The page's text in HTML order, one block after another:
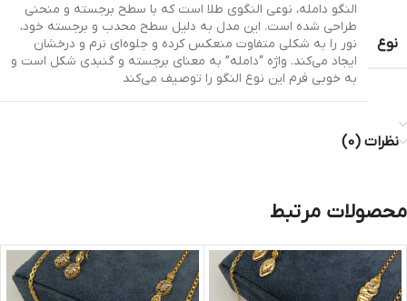
نوع
النگو دامله، نوعی النگوی طلا است که با سطح برجسته و منحنی
طراحی شده است. این مدل به دلیل سطح محدب و برجسته خود،
نور را به شکلی متفاوت منعکس کرده و جلوه‌ای نرم و درخشان
ایجاد می‌کند. واژه “دامله” به معنای برجسته و گنبدی شکل است و
به خوبی فرم این نوع النگو را توصیف می‌کند
نظرات (0)
محصولات مرتبط